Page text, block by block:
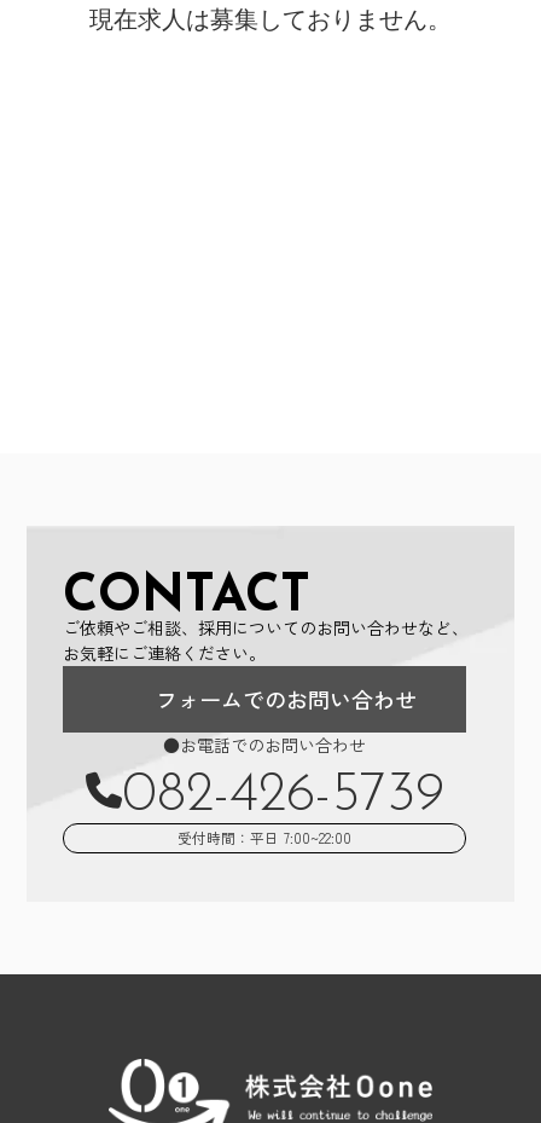
現在求人は募集しておりません。
CONTACT
ご依頼やご相談、採用についてのお問い合わせなど、
お気軽にご連絡ください。
フォームでのお問い合わせ
●お電話でのお問い合わせ
082-426-5739
受付時間：平日 7:00~22:00